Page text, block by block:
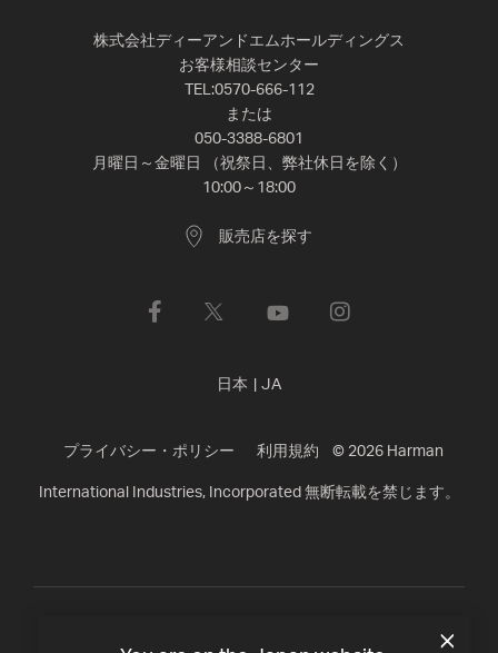
株式会社ディーアンドエムホールディングス
お客様相談センター
TEL:0570-666-112
または
050-3388-6801
月曜日～金曜日 （祝祭日、弊社休日を除く）
10:00～18:00
販売店を探す
日本 JA
プライバシー・ポリシー 利用規約 © 2026 Harman
International Industries, Incorporated 無断転載を禁じます。